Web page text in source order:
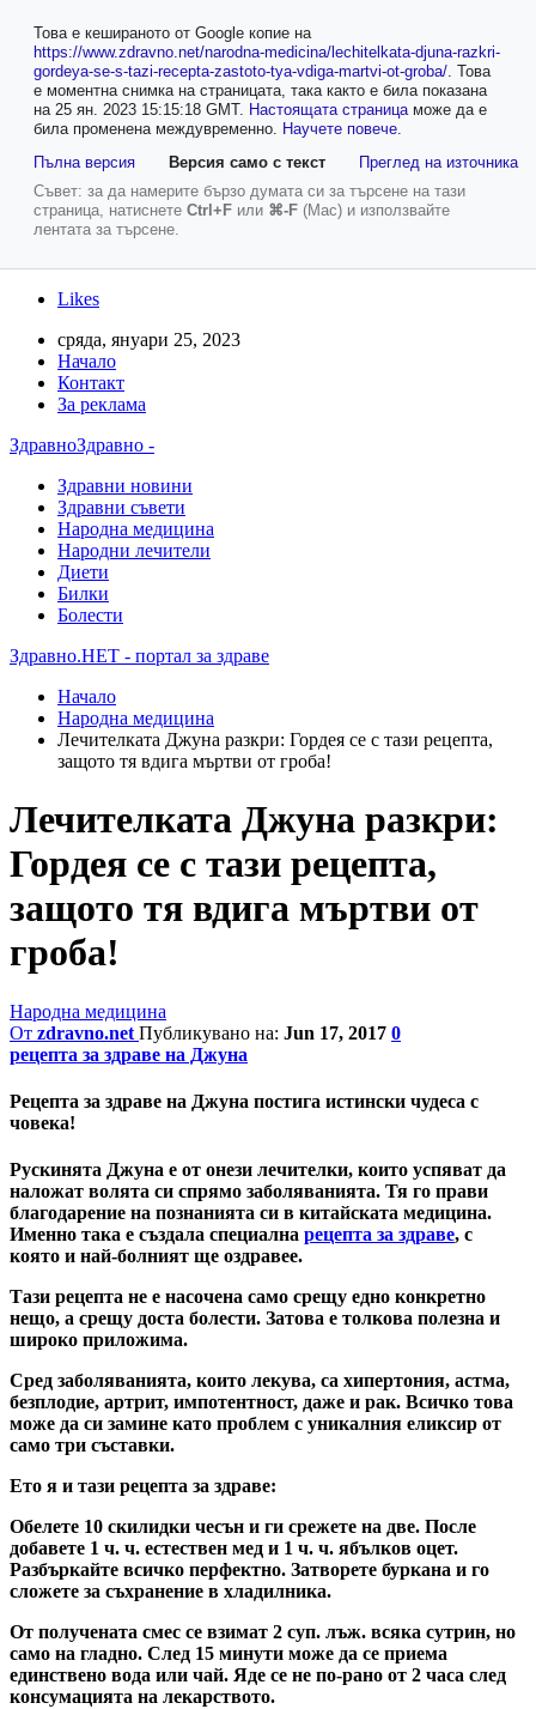
Това е кешираното от Google копие на
https://www.zdravno.net/narodna-medicina/lechitelkata-djuna-razkri-
gordeya-se-s-tazi-recepta-zastoto-tya-vdiga-martvi-ot-groba/. Това
е моментна снимка на страницата, така както е била показана
на 25 ян. 2023 15:15:18 GMT. Настоящата страницаможе да е
била променена междувременно. Научете повече.
Пълна версия
Версия само с текст
Преглед на източника
Съвет: за да намерите бързо думата си за търсене на тази
страница, натиснете Ctrl+F или ⌘-F (Mac) и използвайте
лентата за търсене.
Likes
сряда, януари 25, 2023
Начало
Контакт
За реклама
ЗдравноЗдравно -
Здравни новини
Здравни съвети
Народна медицина
Народни лечители
Диети
Билки
Болести
Здравно.НЕТ - портал за здраве
Начало
Народна медицина
Лечителката Джуна разкри: Гордея се с тази рецепта,
защото тя вдига мъртви от гроба!
Лечителката Джуна разкри:
Гордея се с тази рецепта,
защото тя вдига мъртви от
гроба!
Народна медицина
От zdravno.net Публикувано на: Jun 17, 2017 0
рецепта за здраве на Джуна
Рецепта за здраве на Джуна постига истински чудеса с
човека!
Рускинята Джуна е от онези лечителки, които успяват да
наложат волята си спрямо заболяванията. Тя го прави
благодарение на познанията си в китайската медицина.
Именно така е създала специална рецепта за здраве, с
която и най-болният ще оздравее.
Тази рецепта не е насочена само срещу едно конкретно
нещо, а срещу доста болести. Затова е толкова полезна и
широко приложима.
Сред заболяванията, които лекува, са хипертония, астма,
безплодие, артрит, импотентност, даже и рак. Всичко това
може да си замине като проблем с уникалния еликсир от
само три съставки.
Ето я и тази рецепта за здраве:
Обелете 10 скилидки чесън и ги срежете на две. После
добавете 1 ч. ч. естествен мед и 1 ч. ч. ябълков оцет.
Разбъркайте всичко перфектно. Затворете буркана и го
сложете за съхранение в хладилника.
От получената смес се взимат 2 суп. лъж. всяка сутрин, но
само на гладно. След 15 минути може да се приема
единствено вода или чай. Яде се не по-рано от 2 часа след
консумацията на лекарството.